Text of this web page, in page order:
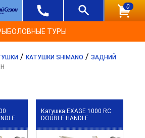
0
ТУРЫ
/ КАТУШКИ SHIMANO / ЗАДНИЙ
Катушка EXAGE 1000 RC
DOUBLE HANDLE